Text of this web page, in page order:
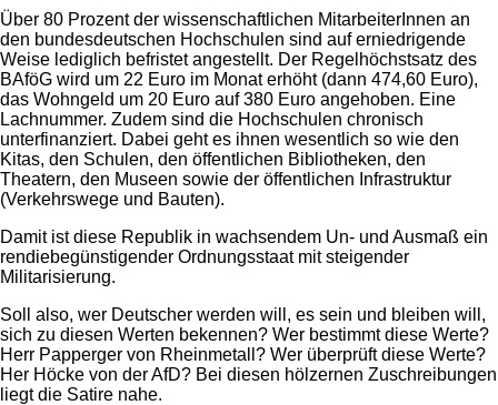
Über 80 Prozent der wissenschaftlichen MitarbeiterInnen an
den bundesdeutschen Hochschulen sind auf erniedrigende
Weise lediglich befristet angestellt. Der Regelhöchstsatz des
BAföG wird um 22 Euro im Monat erhöht (dann 474,60 Euro),
das Wohngeld um 20 Euro auf 380 Euro angehoben. Eine
Lachnummer. Zudem sind die Hochschulen chronisch
unterfinanziert. Dabei geht es ihnen wesentlich so wie den
Kitas, den Schulen, den öffentlichen Bibliotheken, den
Theatern, den Museen sowie der öffentlichen Infrastruktur
(Verkehrswege und Bauten).
Damit ist diese Republik in wachsendem Un- und Ausmaß ein
rendiebegünstigender Ordnungsstaat mit steigender
Militarisierung.
Soll also, wer Deutscher werden will, es sein und bleiben will,
sich zu diesen Werten bekennen? Wer bestimmt diese Werte?
Herr Papperger von Rheinmetall? Wer überprüft diese Werte?
Her Höcke von der AfD? Bei diesen hölzernen Zuschreibungen
liegt die Satire nahe.